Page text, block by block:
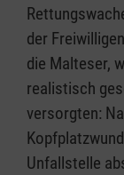
der
die Malteser,
realistisch
versorgten:
Unfallstelle